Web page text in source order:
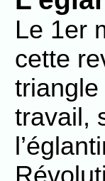
Le 1er
cette
travail,